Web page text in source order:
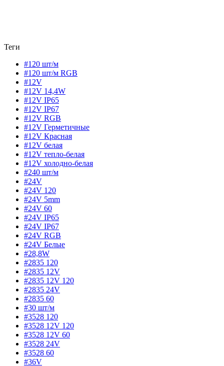
Теги
#120 шт/м
#120 шт/м RGB
#12V
#12V 14,4W
#12V IP65
#12V IP67
#12V RGB
#12V Герметичные
#12V Красная
#12V белая
#12V тепло-белая
#12V холодно-белая
#240 шт/м
#24V
#24V 120
#24V 5mm
#24V 60
#24V IP65
#24V IP67
#24V RGB
#24V Белые
#28,8W
#2835 120
#2835 12V
#2835 12V 120
#2835 24V
#2835 60
#30 шт/м
#3528 120
#3528 12V 120
#3528 12V 60
#3528 24V
#3528 60
#36V